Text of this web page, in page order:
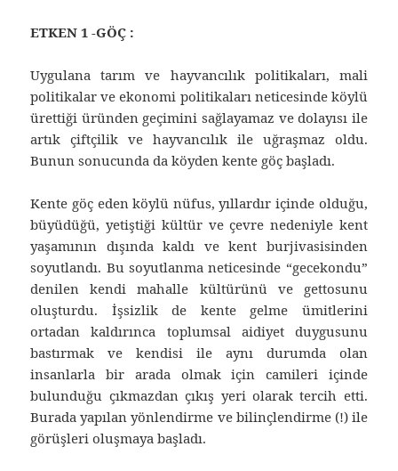
ETKEN 1 -GÖÇ :
Uygulana tarım ve hayvancılık politikaları, mali
politikalar ve ekonomi politikaları neticesinde köylü
ürettiği üründen geçimini sağlayamaz ve dolayısı ile
artık çiftçilik ve hayvancılık ile uğraşmaz oldu.
Bunun sonucunda da köyden kente göç başladı.
Kente göç eden köylü nüfus, yıllardır içinde olduğu,
büyüdüğü, yetiştiği kültür ve çevre nedeniyle kent
yaşamının dışında kaldı ve kent burjivasisinden
soyutlandı. Bu soyutlanma neticesinde “gecekondu”
denilen kendi mahalle kültürünü ve gettosunu
oluşturdu. İşsizlik de kente gelme ümitlerini
ortadan kaldırınca toplumsal aidiyet duygusunu
bastırmak ve kendisi ile aynı durumda olan
insanlarla bir arada olmak için camileri içinde
bulunduğu çıkmazdan çıkış yeri olarak tercih etti.
Burada yapılan yönlendirme ve bilinçlendirme (!) ile
görüşleri oluşmaya başladı.